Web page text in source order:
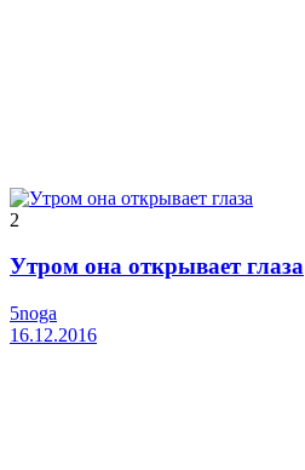
2
Утром она открывает глаза
5noga
16.12.2016